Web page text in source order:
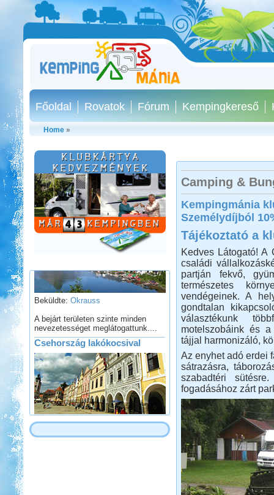
Főoldal Rovatok Fórum Kempingkereső
Home »
Kilenc hét lakóautóval
Norvégiában
Beküldte:Okrauss
nevezetességet meglátogattunk....
Csehország lakókocsival
Beküldte:Karollda
lakókocsival...
Camping &
Kempingmánia
Személydíjból
Tájékoztató a
Kedves Látogató!
családi
partján fekvő,
természetes
vendégeinek. A
gondtalan
választékunk
motelszobáink és
tájjal harmonizáló,
Az enyhet adó erdei
sátrazásra,
szabadtéri
fogadásához zárt